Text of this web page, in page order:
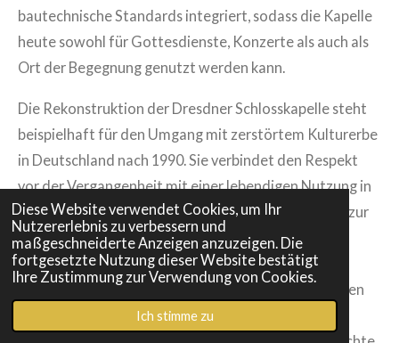
Diese Website verwendet Cookies, um Ihr
Nutzererlebnis zu verbessern und
maßgeschneiderte Anzeigen anzuzeigen. Die
fortgesetzte Nutzung dieser Website bestätigt
Ihre Zustimmung zur Verwendung von Cookies.
Ich stimme zu
bautechnische Standards integriert, sodass die Kapelle
heute sowohl für Gottesdienste, Konzerte als auch als
Ort der Begegnung genutzt werden kann.
Die Rekonstruktion der Dresdner Schlosskapelle steht
beispielhaft für den Umgang mit zerstörtem Kulturerbe
in Deutschland nach 1990. Sie verbindet den Respekt
vor der Vergangenheit mit einer lebendigen Nutzung in
der Gegenwart und leistet einen wichtigen Beitrag zur
kulturellen Identität Sachsens. Heute ist die
Schlosskapelle nicht nur ein bedeutendes
Architekturdenkmal, sondern auch ein Symbol für den
gelungenen Wiederaufbau und die Bewahrung des